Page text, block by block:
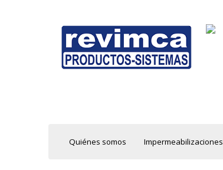
Quiénes somos Impermeabilizaciones